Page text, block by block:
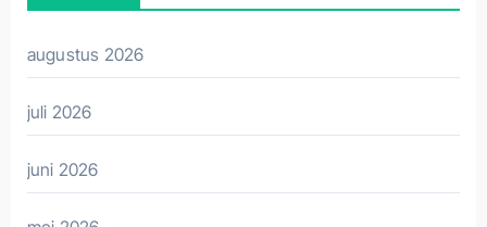
augustus 2026
juli 2026
juni 2026